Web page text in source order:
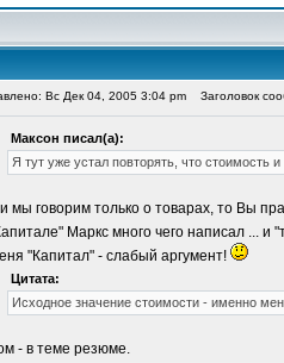
Вс Дек 04, 2005 3:04 pm Заголовок
Максон писал(а):
Я тут уже устал повторять, что стоимость
мы говорим только о товарах, то Вы
Маркс много чего написал ...
"Капитал" - слабый аргумент!
Цитата:
Исходное значение стоимости - именно
- в теме резюме.